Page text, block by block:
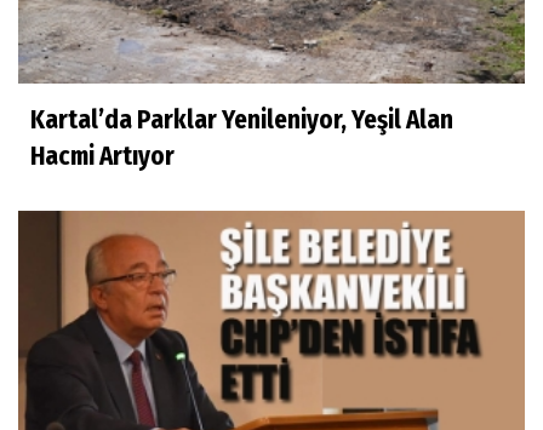
Kartal’da Parklar Yenileniyor, Yeşil Alan
Hacmi Artıyor